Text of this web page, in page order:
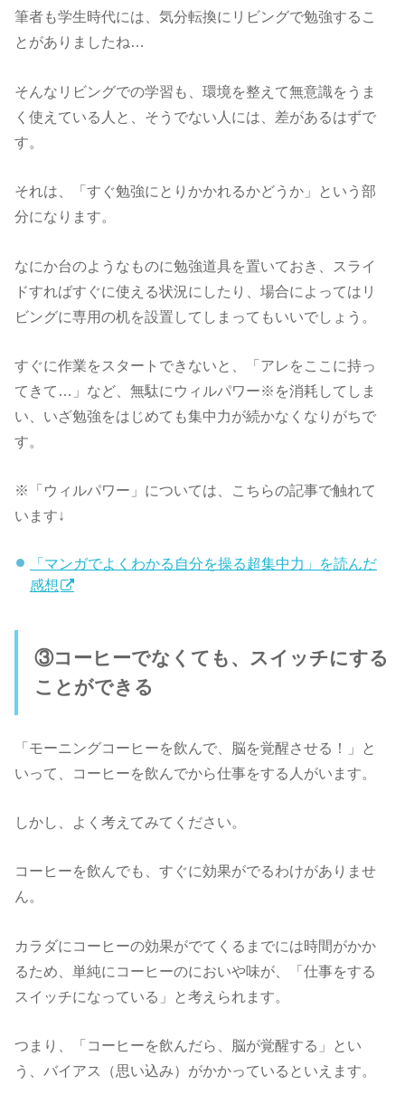
筆者も学生時代には、気分転換にリビングで勉強するこ
とがありましたね…
そんなリビングでの学習も、環境を整えて無意識をうま
く使えている人と、そうでない人には、差があるはずで
す。
それは、「すぐ勉強にとりかかれるかどうか」という部
分になります。
なにか台のようなものに勉強道具を置いておき、スライ
ドすればすぐに使える状況にしたり、場合によってはリ
ビングに専用の机を設置してしまってもいいでしょう。
すぐに作業をスタートできないと、「アレをここに持っ
てきて…」など、無駄にウィルパワー※を消耗してしま
い、いざ勉強をはじめても集中力が続かなくなりがちで
す。
※「ウィルパワー」については、こちらの記事で触れて
います↓
「マンガでよくわかる自分を操る超集中力」を読んだ
感想
③コーヒーでなくても、スイッチにする
ことができる
「モーニングコーヒーを飲んで、脳を覚醒させる！」と
いって、コーヒーを飲んでから仕事をする人がいます。
しかし、よく考えてみてください。
コーヒーを飲んでも、すぐに効果がでるわけがありませ
ん。
カラダにコーヒーの効果がでてくるまでには時間がかか
るため、単純にコーヒーのにおいや味が、「仕事をする
スイッチになっている」と考えられます。
つまり、「コーヒーを飲んだら、脳が覚醒する」とい
う、バイアス（思い込み）がかかっているといえます。